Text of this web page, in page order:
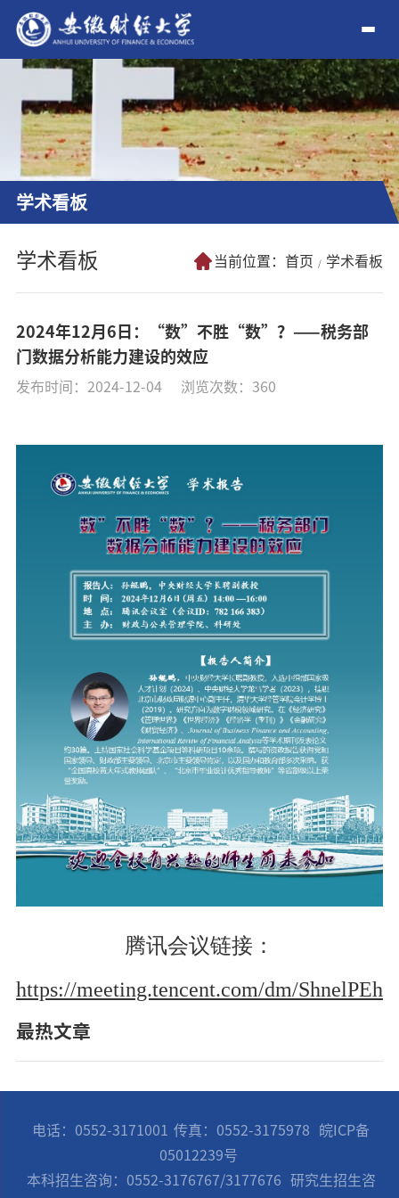
学术看板
学术看板 当前位置： 首页 学术看板
2024年12月6日：“数”不胜“数”？——税务部
门数据分析能力建设的效应
发布时间：2024-12-04 浏览次数： 360
腾讯会议链接：
https://meeting.tencent.com/dm/
最热文章
电话：0552-3171001 传真：0552-3175978
皖ICP备
05012239号
本科招生咨询：0552-3176767/3177676
研究生招生咨